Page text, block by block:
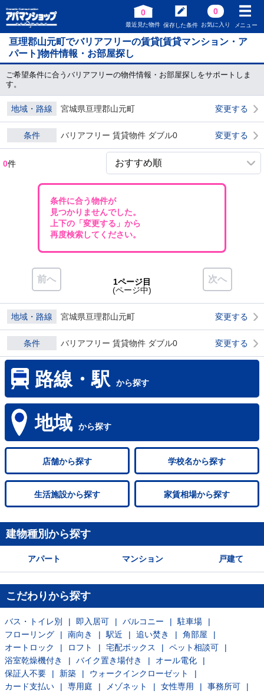
0
最近見た物件 保存した条件
0
お気に入り メニュー
亘理郡山元町でバリアフリーの賃貸[賃貸マンション・ア
パート]物件情報・お部屋探し
ご希望条件に合うバリアフリーの物件情報・お部屋探しをサポートしま
す。
地域・路線 宮城県亘理郡山元町 変更する
条件 バリアフリー 賃貸物件 ダブル0 変更する
0件
条件に合う物件が
見つかりませんでした。
上下の「変更する」から
再度検索してください。
前へ 次へ
1ページ目
(ページ中)
地域・路線 宮城県亘理郡山元町 変更する
条件 バリアフリー 賃貸物件 ダブル0 変更する
路線・駅 から探す
地域 から探す
店舗から探す 学校名から探す
生活施設から探す 家賃相場から探す
建物種別から探す
アパート マンション 戸建て
こだわりから探す
バス・トイレ別 即入居可 バルコニー
駐車場
フローリング
南向き 駅近 追い焚き
角部屋
オートロック
ロフト 宅配ボックス
ペット相談可
浴室乾燥機付き
バイク置き場付き
オール電化
保証人不要
新築
ウォークインクローゼット
カード支払い
専用庭 メゾネット 女性専用
事務所可